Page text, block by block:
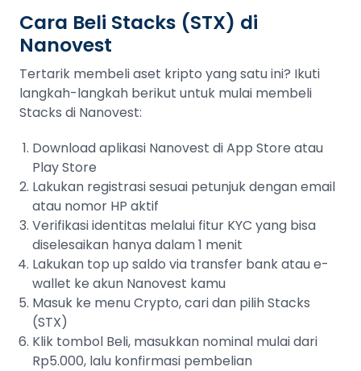
Cara Beli Stacks (STX) di
Nanovest
Tertarik membeli aset kripto yang satu ini? Ikuti
langkah-langkah berikut untuk mulai membeli
Stacks di Nanovest:
Download aplikasi Nanovest di App Store atau
Play Store
Lakukan registrasi sesuai petunjuk dengan email
atau nomor HP aktif
Verifikasi identitas melalui fitur KYC yang bisa
diselesaikan hanya dalam 1 menit
Lakukan top up saldo via transfer bank atau e-
wallet ke akun Nanovest kamu
Masuk ke menu Crypto, cari dan pilih Stacks
(STX)
Klik tombol Beli, masukkan nominal mulai dari
Rp5.000, lalu konfirmasi pembelian